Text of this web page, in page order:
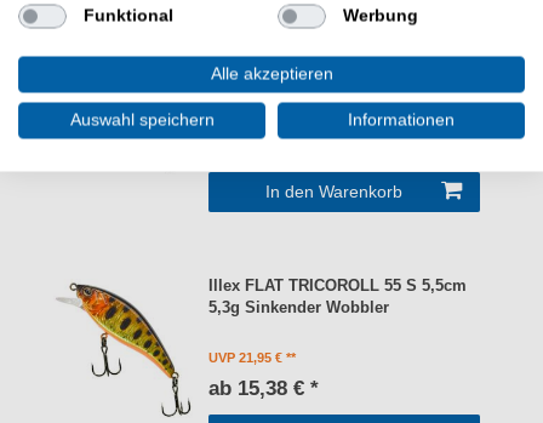
Oberflächenköder
UVP 22,95 €
18,98 € *
In den Warenkorb
Illex FLAT TRICOROLL 55 S 5,5cm
5,3g Sinkender Wobbler
UVP 21,95 €
ab 15,38 € *
Funktional Werbung
Alle akzeptieren
Auswahl speichern Informationen